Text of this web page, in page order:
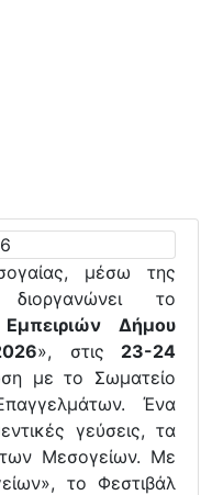
μέσω της
διοργανώνει το
Δήμου
», στις 23-24
με το Σωματείο
Ένα
γεύσεις, τα
Μεσογείων. Με
το Φεστιβάλ